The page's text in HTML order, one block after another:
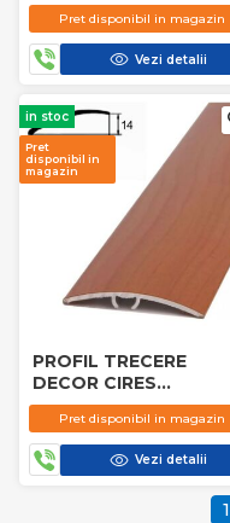
1.8MPret disponibil in magazin
Vezi detalii
in stoc
Pret
disponibil in
magazin
PROFIL TRECERE
DECOR CIRES
SCORTISOARA 5551
1.8MPret disponibil in magazin
Vezi detalii
1